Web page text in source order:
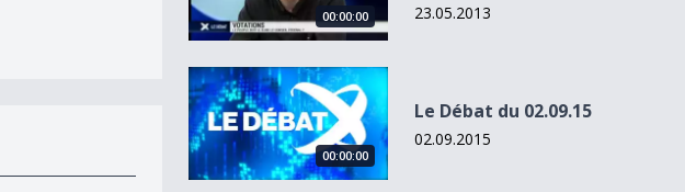
00:00:00 23.05.2013
Le Débat du 02.09.15
00:00:00
Le Débat du 02.09.15
02.09.2015